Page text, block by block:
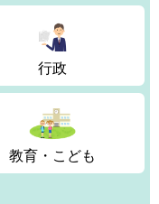
行政
教育・こども